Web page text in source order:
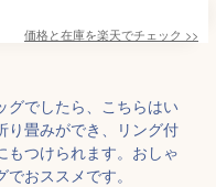
価格と在庫を楽天でチェック >>
グでしたら、こちらはい
り畳みができ、リング付
もつけられます。おしゃ
おススメです。